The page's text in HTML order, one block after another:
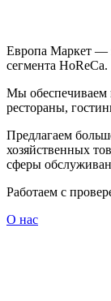
Европа Маркет —
сегмента HoReCa.
Мы обеспечиваем
рестораны,
Предлагаем
хозяйственных
сферы
Работаем с
О нас